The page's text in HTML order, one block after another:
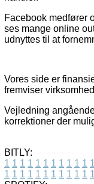
Facebook medfører
ses mange online
udnyttes til at
Vores side er
fremviser
Vejledning
korrektioner der
BITLY:
1 1 1 1 1 1 1 1 1 1 1 1
1 1 1 1 1 1 1 1 1 1 1 1